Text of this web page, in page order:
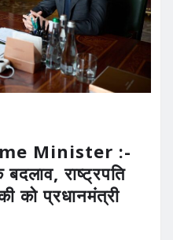
Minister :-
राष्ट्रपति
को प्रधानमंत्री